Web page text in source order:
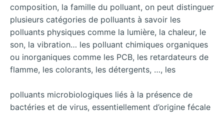
composition, la famille du polluant, on peut distinguer
plusieurs catégories de polluants à savoir les
polluants physiques comme la lumière, la chaleur, le
son, la vibration… les polluant chimiques organiques
ou inorganiques comme les PCB, les retardateurs de
flamme, les colorants, les détergents, …, les
polluants microbiologiques liés à la présence de
bactéries et de virus, essentiellement d’origine fécale